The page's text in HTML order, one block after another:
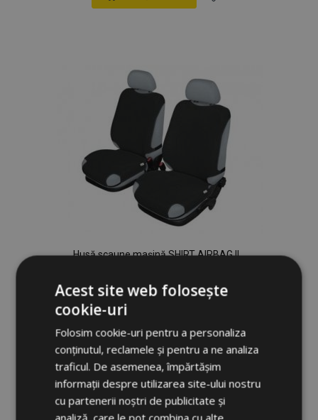
Dorințe
Husă scaune mașină SHIRT AIRBAG II
111,00 lei
Adauga In Cos
Lista
de
Acest site web folosește
cookie-uri
Folosim cookie-uri pentru a personaliza
conținutul, reclamele și pentru a ne analiza
traficul. De asemenea, împărtășim
informații despre utilizarea site-ului nostru
cu partenerii noștri de publicitate și